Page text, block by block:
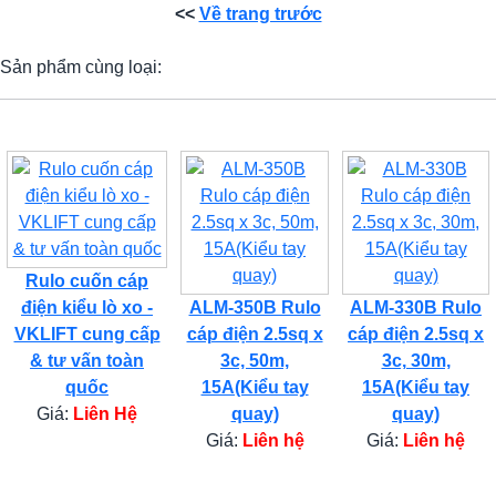
<< Về trang trước
Sản phẩm cùng loại:
Rulo cuốn cáp
điện kiểu lò xo -
VKLIFT cung cấp
& tư vấn toàn
quốc
Giá: Liên Hệ
ALM-350B Rulo
cáp điện 2.5sq x
3c, 50m,
15A(Kiểu tay
quay)
Giá: Liên hệ
ALM-330B Rulo
cáp điện 2.5sq x
3c, 30m,
15A(Kiểu tay
quay)
Giá: Liên hệ